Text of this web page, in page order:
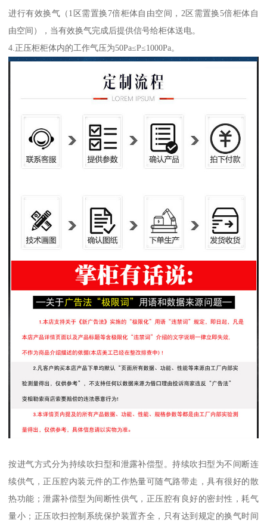
进行有效换气（1区需置换7倍柜体自由空间，2区需置换5倍柜体自
由空间），当有效换气完成后提供信号给柜体送电。
4.正压柜柜体内的工作气压为50Pa≤P≤1000Pa。
按进气方式分为持续吹扫型和泄露补偿型。持续吹扫型为不间断连
续供气，正压腔内装元件的工作热量可随气路带走，具有很好的散
热功能；泄露补偿型为间断性供气，正压腔有良好的密封性，耗气
量小；正压吹扫控制系统保护装置齐全，只有达到规定的换气时间